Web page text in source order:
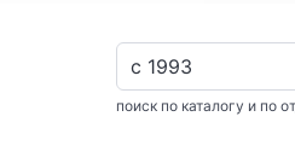
поиск по каталогу и по